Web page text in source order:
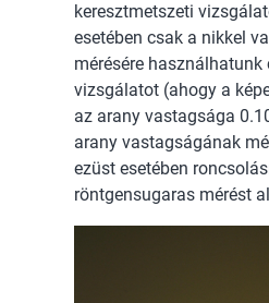
keresztmetszeti
esetében csak a nikkel
mérésére használhatunk
vizsgálatot (ahogy a
az arany vastagsága
arany vastagságának
ezüst esetében
röntgensugaras mérést